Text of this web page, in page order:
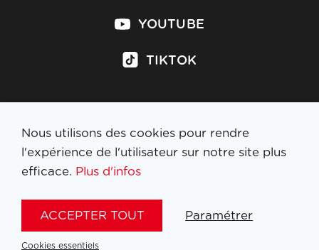
YOUTUBE
TIKTOK
S'inscrire à la newsletter
Nous utilisons des cookies pour rendre
l'expérience de l'utilisateur sur notre site plus
efficace. Plus d'infos
ACCEPTER TOUT Paramétrer
Cookies essentiels